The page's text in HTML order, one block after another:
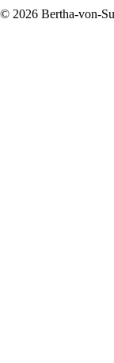
© 2026 Bertha-von-